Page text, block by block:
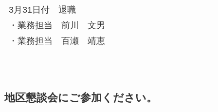
3月31日付 退職
・業務担当 前川 文男
・業務担当 百瀬 靖恵
地区懇談会にご参加ください。